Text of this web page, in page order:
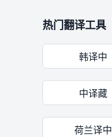
热门翻译工具
韩译中
中译藏
荷兰译中